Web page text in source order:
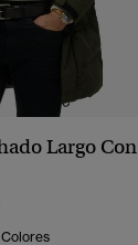
Largo Con